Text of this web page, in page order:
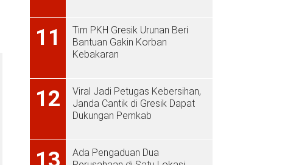
11
Tim PKH Gresik Urunan Beri
Bantuan Gakin Korban
Kebakaran
12
Viral Jadi Petugas Kebersihan,
Janda Cantik di Gresik Dapat
Dukungan Pemkab
Ada Pengaduan Dua